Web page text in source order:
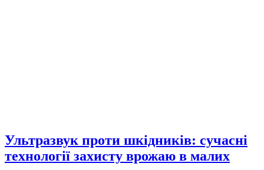
Ультразвук проти шкідників: сучасні
технології захисту врожаю в малих